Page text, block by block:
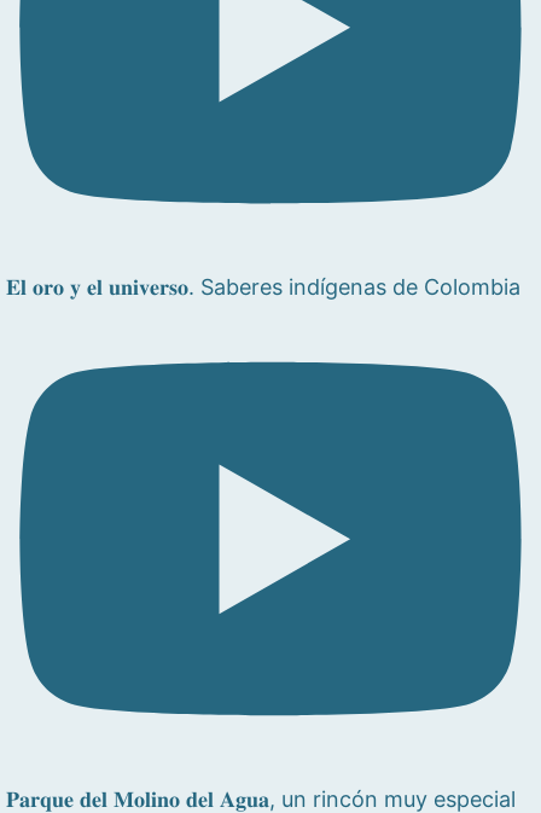
𝐄𝐥 𝐨𝐫𝐨 𝐲 𝐞𝐥 𝐮𝐧𝐢𝐯𝐞𝐫𝐬𝐨. Saberes indígenas de Colombia
𝐏𝐚𝐫𝐪𝐮𝐞 𝐝𝐞𝐥 𝐌𝐨𝐥𝐢𝐧𝐨 𝐝𝐞𝐥 𝐀𝐠𝐮𝐚, un rincón muy especial